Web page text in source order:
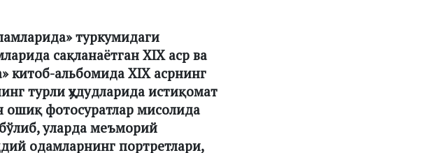
туркумидаги
сақланаётган XIX аср ва
китоб-альбомида XIX асрнинг
турли ҳудудларида истиқомат
ошиқ фотосуратлар мисолида
уларда меъморий
одамларнинг портретлари,